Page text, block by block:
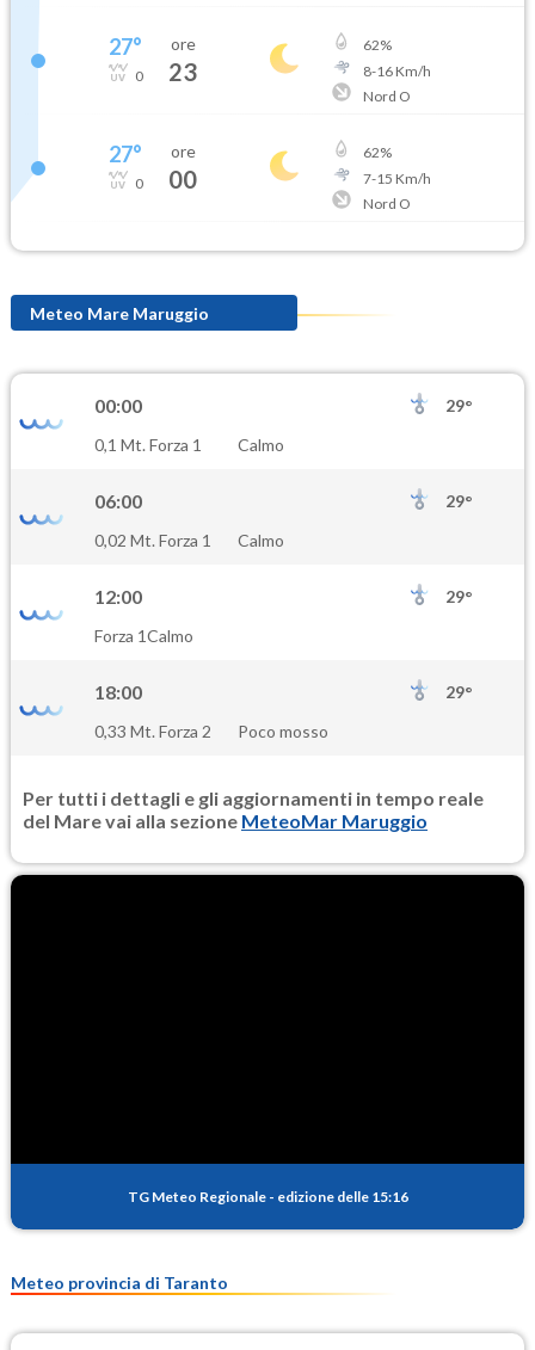
27°
0
ore
23
62%
8-16Km/h
Nord O
27°
0
ore
00
62%
7-15 Km/h
Nord O
Meteo Mare Maruggio
00:00
29°
0,1 Mt. Forza 1
Calmo
06:00
29°
0,02 Mt. Forza 1
Calmo
12:00
29°
Forza 1Calmo
18:00
29°
0,33 Mt. Forza 2
Poco mosso
Per tutti i dettagli e gli aggiornamenti in tempo reale
del Mare vai alla sezione MeteoMar Maruggio
TG Meteo Regionale - edizione delle 15:16
Meteo provincia di Taranto